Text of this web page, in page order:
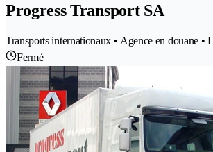
Progress Transport SA
Transports internationaux • Agence en douane •
Fermé